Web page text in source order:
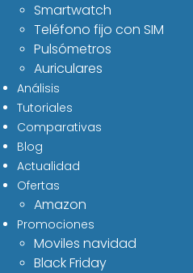
Smartwatch
Teléfono fijo con SIM
Pulsómetros
Auriculares
Análisis
Tutoriales
Comparativas
Blog
Actualidad
Ofertas
Amazon
Promociones
Moviles navidad
Black Friday